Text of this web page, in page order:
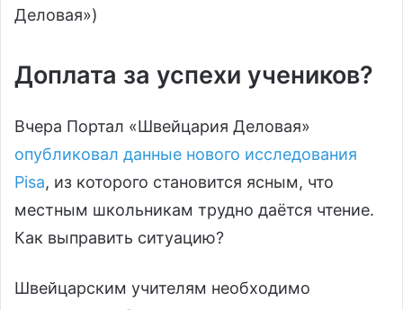
Деловая»)
Доплата за успехи учеников?
Вчера Портал «Швейцария Деловая»
опубликовал данные нового исследования
Pisa, из которого становится ясным, что
местным школьникам трудно даётся чтение.
Как выправить ситуацию?
Швейцарским учителям необходимо